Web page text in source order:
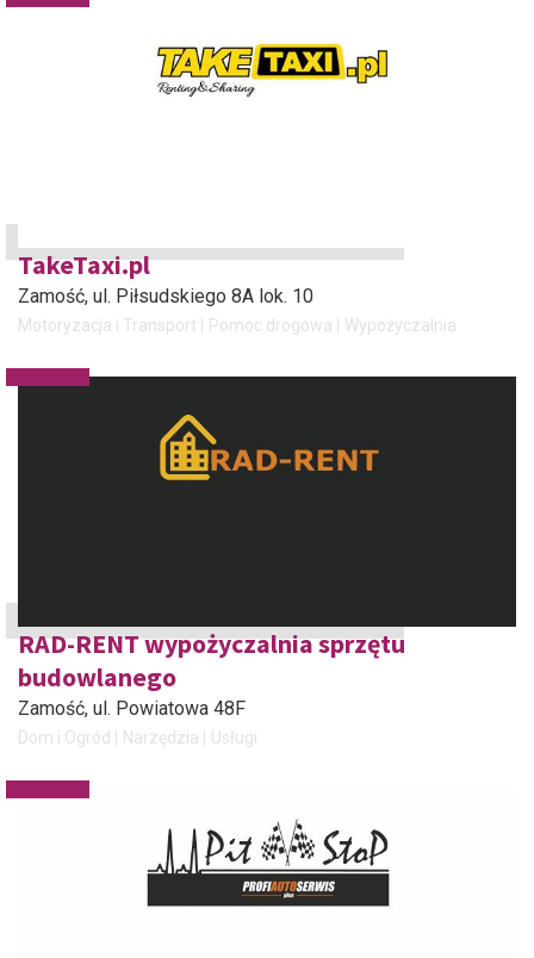
TakeTaxi.pl
Zamość, ul. Piłsudskiego 8A lok. 10
Motoryzacja i Transport Pomoc drogowa Wypożyczalnia
RAD-RENT wypożyczalnia sprzętu
budowlanego
Zamość, ul. Powiatowa 48F
Dom i Ogród Narzędzia Usługi